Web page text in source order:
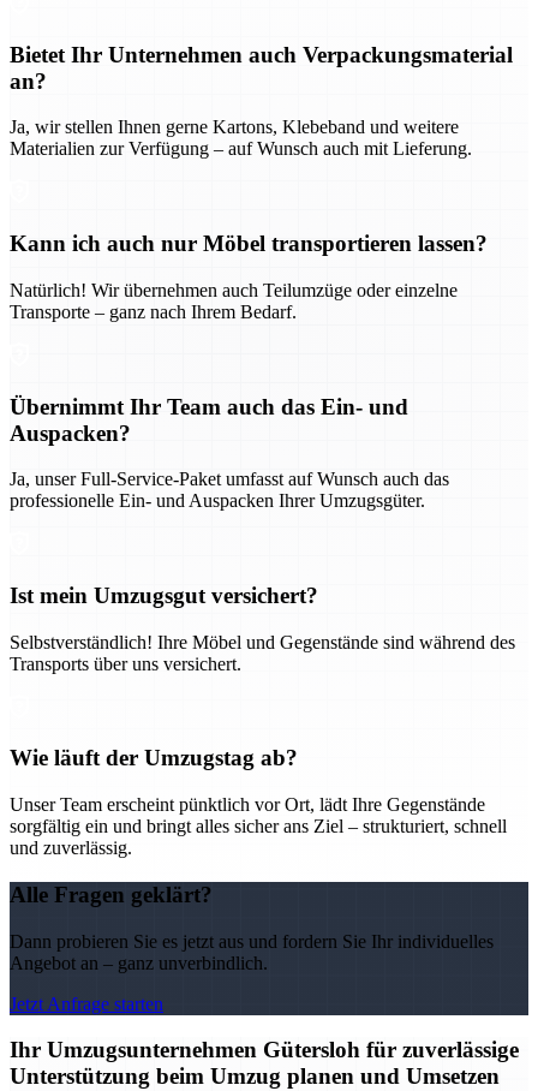
Bietet Ihr Unternehmen auch Verpackungsmaterial
an?
Ja, wir stellen Ihnen gerne Kartons, Klebeband und weitere
Materialien zur Verfügung – auf Wunsch auch mit Lieferung.
Kann ich auch nur Möbel transportieren lassen?
Natürlich! Wir übernehmen auch Teilumzüge oder einzelne
Transporte – ganz nach Ihrem Bedarf.
Übernimmt Ihr Team auch das Ein- und
Auspacken?
Ja, unser Full-Service-Paket umfasst auf Wunsch auch das
professionelle Ein- und Auspacken Ihrer Umzugsgüter.
Ist mein Umzugsgut versichert?
Selbstverständlich! Ihre Möbel und Gegenstände sind während des
Transports über uns versichert.
Wie läuft der Umzugstag ab?
Unser Team erscheint pünktlich vor Ort, lädt Ihre Gegenstände
sorgfältig ein und bringt alles sicher ans Ziel – strukturiert, schnell
und zuverlässig.
Alle Fragen geklärt?
Dann probieren Sie es jetzt aus und fordern Sie Ihr individuelles
Angebot an – ganz unverbindlich.
Jetzt Anfrage starten
Ihr Umzugsunternehmen Gütersloh für zuverlässige
Unterstützung beim Umzug planen und Umsetzen